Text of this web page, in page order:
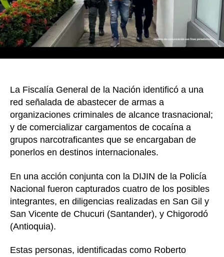
en
y
La Fiscalía General de la Nación identificó a una
red señalada de abastecer de armas a
organizaciones criminales de alcance trasnacional;
y de comercializar cargamentos de cocaína a
grupos narcotraficantes que se encargaban de
ponerlos en destinos internacionales.
En una acción conjunta con la DIJIN de la Policía
Nacional fueron capturados cuatro de los posibles
integrantes, en diligencias realizadas en San Gil y
San Vicente de Chucuri (Santander), y Chigorodó
(Antioquia).
Estas personas, identificadas como Roberto